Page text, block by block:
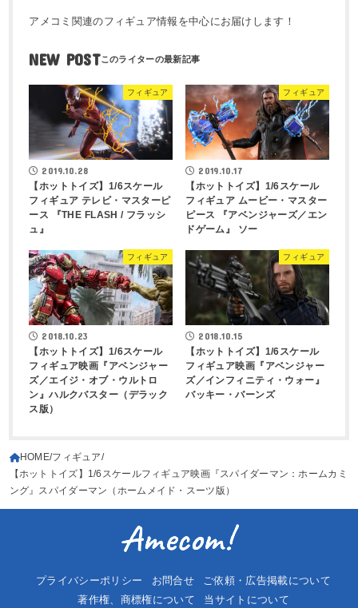
アメコミ関連のフィギュア情報を中心にお届けします！
NEW POST
フィギュア
2019.10.28
【ホットトイズ】1/6スケール
フィギュア テレビ・マスターピ
ース 『THE FLASH / フラッシ
ュ』
フィギュア
2019.10.17
【ホットトイズ】1/6スケール
フィギュア ムービー・マスター
ピース 『アベンジャーズ／エン
ドゲーム』 ソー
フィギュア
2018.10.23
【ホットトイズ】1/6スケール
フィギュア映画『アベンジャー
ズ／エイジ・オブ・ウルトロ
ン』ハルクバスター（デラック
ス版）
フィギュア
2018.10.15
【ホットトイズ】1/6スケール
フィギュア映画『アベンジャー
ズ／インフィニティ・ウォー』
バッキー・バーンズ
HOME フィギュア
【ホットトイズ】1/6スケールフィギュア映画『スパイダーマン：ホームカミ
ング』スパイダーマン（ホームメイド・スーツ版）
プライバシーポリシー お問合せ
ご依頼・広告掲載について
著作権、商標権について
当サイトについて